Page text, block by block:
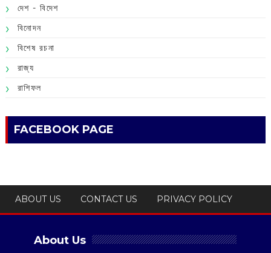
দেশ - বিদেশ
বিনোদন
বিশেষ রচনা
রাজ্য
রাশিফল
FACEBOOK PAGE
ABOUT US CONTACT US PRIVACY POLICY
About Us